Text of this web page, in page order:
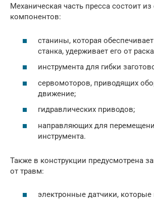
Механическая часть пресса состоит
компонентов:
станины, которая
станка, удерживает его от
инструмента для гибки
сервомоторов, приводящих
движение;
гидравлических приводов;
направляющих для
инструмента.
Также в конструкции предусмотрена
от травм:
электронные датчики,